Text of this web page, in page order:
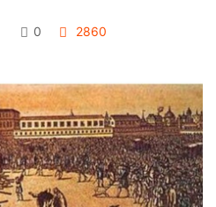
0 2860